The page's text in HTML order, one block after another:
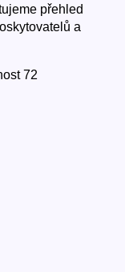
přehled
a
72